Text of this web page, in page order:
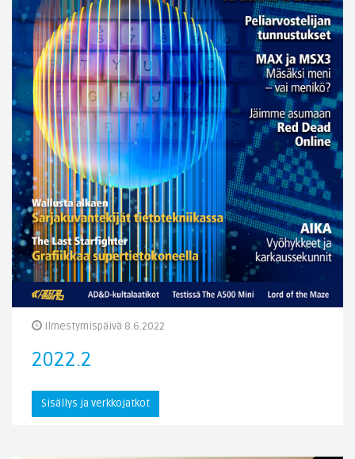
Ilmestymispäivä 8.6.2022
2022.2
Sisällys ja verkkojatkot